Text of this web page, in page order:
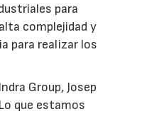
para
complejidad y
para realizar los
Group, Josep
que estamos